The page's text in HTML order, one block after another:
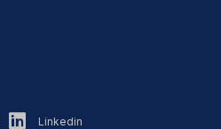
Linkedin